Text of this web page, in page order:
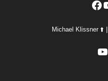
Michael Klissner ⬆️